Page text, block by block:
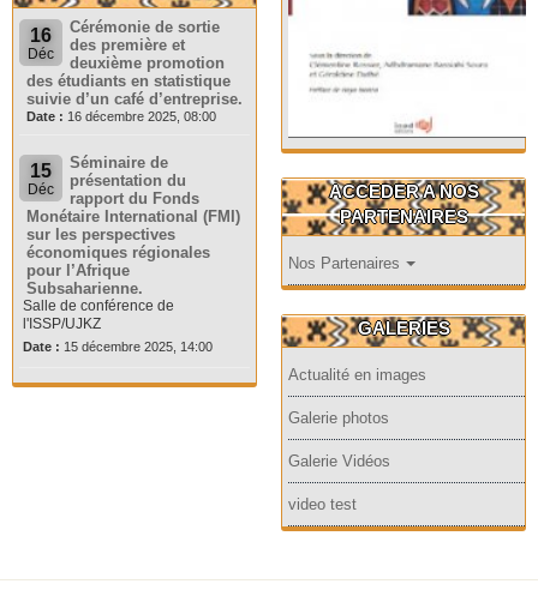
16
Déc
Cérémonie de sortie
des première et
deuxième promotion
des étudiants en statistique
suivie d’un café d’entreprise.
Date : 16 décembre 2025, 08:00
15
Déc
Séminaire de
présentation du
rapport du Fonds
Monétaire International (FMI)
sur les perspectives
économiques régionales
pour l’Afrique
Subsaharienne.
Salle de conférence de
l'ISSP/UJKZ
Date : 15 décembre 2025, 14:00
ACCEDER A NOS
PARTENAIRES
Nos Partenaires
GALERIES
Actualité en images
Galerie photos
Galerie Vidéos
video test